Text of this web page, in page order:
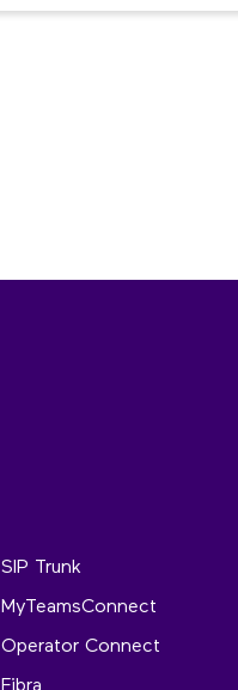
SIP Trunk
MyTeamsConnect
Operator Connect